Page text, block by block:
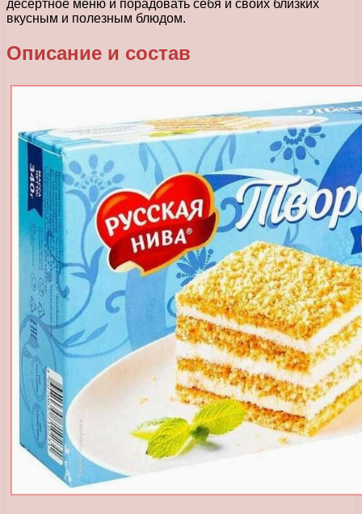
десертное меню и порадовать себя и своих близких
вкусным и полезным блюдом.
Описание и состав